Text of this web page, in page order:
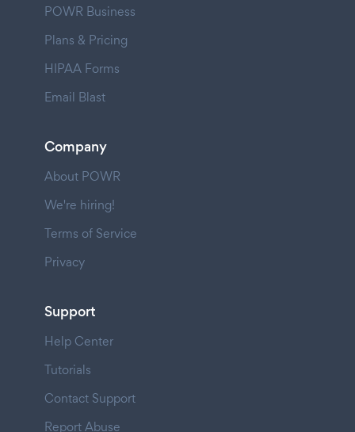
POWR Business
Plans & Pricing
HIPAA Forms
Email Blast
Company
About POWR
We're hiring!
Terms of Service
Privacy
Support
Help Center
Tutorials
Contact Support
Report Abuse